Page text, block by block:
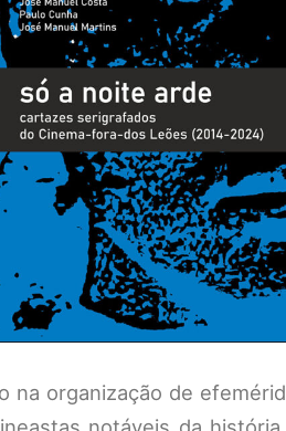
na organização de